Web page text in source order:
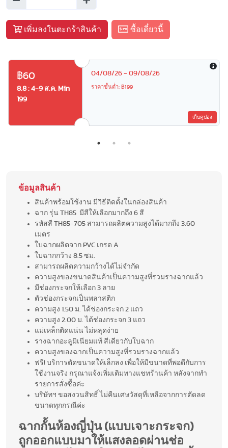
เพิ่มลงในตะกร้าสินค้า ซื้อเดี๋ยวนี้
฿60
8.8 : 4-9 ส.ค. Min
199
04/08/26 - 09/08/26
ราคาขั้นต่ำ: ฿199
เก็บคูปอง
ข้อมูลสินค้า
สินค้าพร้อมใช้งาน มีวิธีติดตั้งในกล่องสินค้า
ฉาก รุ่น TH85 มีสีให้เลือกมากถึง 6 สี
รหัสสี TH85-705 สามารถผลิตความสูงได้มากถึง 3.60
เมตร
ใบฉากผลิตจาก PVC เกรด A
ใบฉากกว้าง 8.5 ซม.
สามารถผลิตความกว้างได้ไม่จำกัด
ความสูงของขนาดสินค้าเป็นความสูงที่รวมรางฉากแล้ว
มีช่องกระจกให้เลือก 3 ลาย
ตัวช่องกระจกเป็นพลาสติก
ความสูง 1.50 ม. ได้ช่องกระจก 2 แถว
ความสูง 2.00 ม. ได้ช่องกระจก 3 แถว
แม่เหล็กติดแน่น ไม่หลุดง่าย
รางฉากอะลูมิเนียมแท้ สีเดียวกับใบฉาก
ความสูงของฉากเป็นความสูงที่รวมรางฉากแล้ว
ฟรี! บริการตัดขนาดให้เล็กลง เพื่อให้มีขนาดที่พอดีกับการ
ใช้งานจริง กรุณาแจ้งเพิ่มเติมทางแชทร้านค้า หลังจากทำ
รายการสั่งซื้อค่ะ
บริษัทฯ ขอสงวนสิทธิ์ ไม่คืนเศษวัสดุที่เหลือจากการตัดลด
ขนาดทุกกรณีค่ะ
ฉากกั้นห้องญี่ปุ่น (แบบเจาะกระจก)
ถูกออกแบบมาให้แสงลอดผ่านช่อ